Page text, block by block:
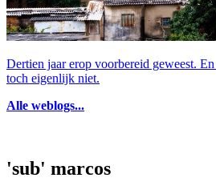
Dertien jaar erop voorbereid geweest.
toch eigenlijk niet.
Alle weblogs...
'sub' marcos